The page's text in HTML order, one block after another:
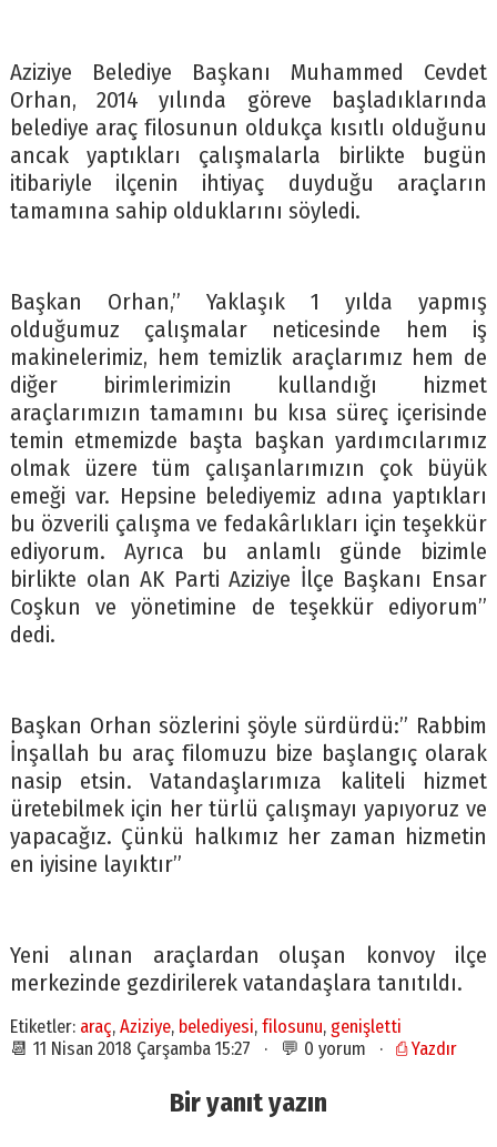
Aziziye Belediye Başkanı Muhammed Cevdet
Orhan, 2014 yılında göreve başladıklarında
belediye araç filosunun oldukça kısıtlı olduğunu
ancak yaptıkları çalışmalarla birlikte bugün
itibariyle ilçenin ihtiyaç duyduğu araçların
tamamına sahip olduklarını söyledi.
Başkan Orhan,” Yaklaşık 1 yılda yapmış
olduğumuz çalışmalar neticesinde hem iş
makinelerimiz, hem temizlik araçlarımız hem de
diğer birimlerimizin kullandığı hizmet
araçlarımızın tamamını bu kısa süreç içerisinde
temin etmemizde başta başkan yardımcılarımız
olmak üzere tüm çalışanlarımızın çok büyük
emeği var. Hepsine belediyemiz adına yaptıkları
bu özverili çalışma ve fedakârlıkları için teşekkür
ediyorum. Ayrıca bu anlamlı günde bizimle
birlikte olan AK Parti Aziziye İlçe Başkanı Ensar
Coşkun ve yönetimine de teşekkür ediyorum”
dedi.
Başkan Orhan sözlerini şöyle sürdürdü:” Rabbim
İnşallah bu araç filomuzu bize başlangıç olarak
nasip etsin. Vatandaşlarımıza kaliteli hizmet
üretebilmek için her türlü çalışmayı yapıyoruz ve
yapacağız. Çünkü halkımız her zaman hizmetin
en iyisine layıktır”
Yeni alınan araçlardan oluşan konvoy ilçe
merkezinde gezdirilerek vatandaşlara tanıtıldı.
Etiketler: araç, Aziziye, belediyesi, filosunu, genişletti
📆 11 Nisan 2018 Çarşamba 15:27 · 💬 0 yorum · ⎙ Yazdır
Bir yanıt yazın